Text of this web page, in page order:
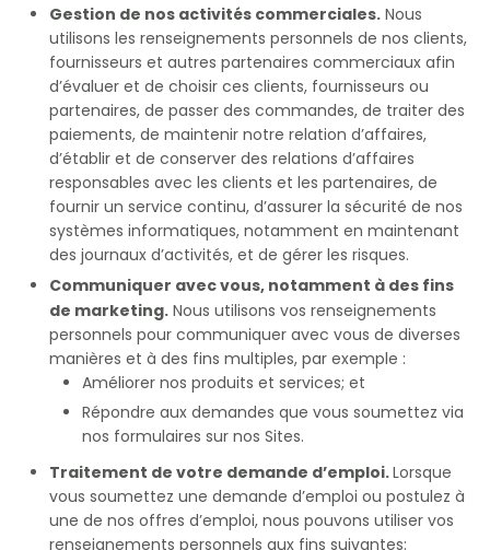
Gestion de nos activités commerciales.Nous
utilisons les renseignements personnels de nos clients,
fournisseurs et autres partenaires commerciaux afin
d’évaluer et de choisir ces clients, fournisseurs ou
partenaires, de passer des commandes, de traiter des
paiements, de maintenir notre relation d’affaires,
d’établir et de conserver des relations d’affaires
responsables avec les clients et les partenaires, de
fournir un service continu, d’assurer la sécurité de nos
systèmes informatiques, notamment en maintenant
des journaux d’activités, et de gérer les risques.
Communiquer avec vous, notamment à des fins
de marketing.Nous utilisons vos renseignements
personnels pour communiquer avec vous de diverses
manières et à des fins multiples, par exemple :
Améliorer nos produits et services; et
Répondre aux demandes que vous soumettez via
nos formulaires sur nos Sites.
Traitement de votre demande d’emploi.Lorsque
vous soumettez une demande d’emploi ou postulez à
une de nos offres d’emploi, nous pouvons utiliser vos